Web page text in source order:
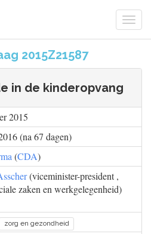
2015Z21587
in de kinderopvang
2015
(na 67 dagen)
(CDA)
(viceminister-president ,
zaken en werkgelegenheid)
zorg en gezondheid